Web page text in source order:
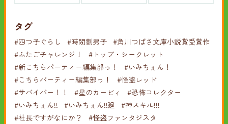
タグ
#四つ子ぐらし #時間割男子 #角川つばさ文庫小説賞受賞作
#ふたごチャレンジ！
#トップ・シークレット
#新こちらパーティー編集部っ！
#いみちぇん！
#こちらパーティー編集部っ！
#怪盗レッド
#サバイバー！！
#星のカービィ
#恐怖コレクター
#いみちぇん!!
#いみちぇん!!廻
#神スキル!!!
#社長ですがなにか？
#怪盗ファンタジスタ